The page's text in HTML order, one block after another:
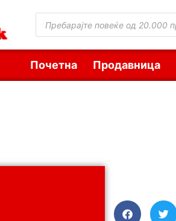
Почетна Продавница